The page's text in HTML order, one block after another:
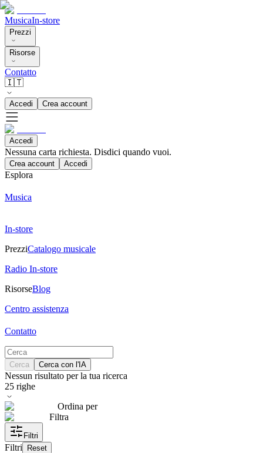
MusicaIn-store
Prezzi
Risorse
Contatto
🇮🇹
Accedi Crea account
Accedi
Nessuna carta richiesta. Disdici quando vuoi.
Crea account Accedi
Esplora
Musica
In-store
PrezziCatalogo musicale
Radio In-store
RisorseBlog
Centro assistenza
Contatto
Cerca Cerca con l'IA
Nessun risultato per la tua ricerca
25 righe
Ordina per
Filtra
Filtri
Filtri Reset